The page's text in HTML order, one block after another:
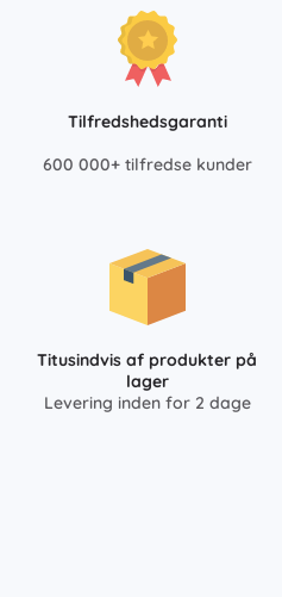
Tilfredshedsgaranti
600 000+ tilfredse kunder
Titusindvis af produkter på
lager
Levering inden for 2 dage